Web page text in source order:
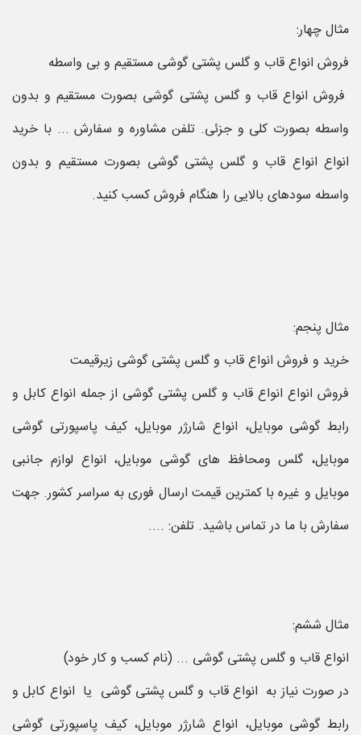
مثال چهار:
فروش انواع قاب و گلس پشتی گوشی مستقیم و بی واسطه
فروش انواع قاب و گلس پشتی گوشی بصورت مستقیم و بدون
واسطه بصورت ‌کلی و جزئی. تلفن مشاوره و سفارش ... با خرید
انواع انواع قاب و گلس پشتی گوشی بصورت مستقیم و بدون
واسطه سودهای بالایی را هنگام فروش کسب کنید.
مثال پنجم:
خرید و فروش انواع قاب و گلس پشتی گوشی زیرقیمت
فروش انواع انواع قاب و گلس پشتی گوشی از جمله انواع کابل و
رابط گوشی موبایل، انواع شارژر موبایل، کیف پاسپورتی گوشی
موبایل، گلس ومحافظ های گوشی موبایل، انواع لوازم جانبی
موبایل و غیره با کمترین قیمت ارسال فوری به سراسر کشور. جهت
سفارش با ما در تماس باشید. تلفن: ....
مثال ششم:
انواع قاب و گلس پشتی گوشی ... (نام کسب و کار خود)
در صورت نیاز به انواع قاب و گلس پشتی گوشی یا انواع کابل و
رابط گوشی موبایل، انواع شارژر موبایل، کیف پاسپورتی گوشی